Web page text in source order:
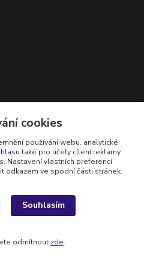
cookies.
a marketing -
cookies
používání webu, analytické
také pro účely cílení reklamy
Nastavení vlastních preferencí
odkazem ve spodní části stránek.
Souhlasím
odmítnout zde.